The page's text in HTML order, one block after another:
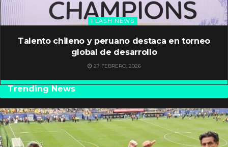
FLASH NEWS
Talento chileno y peruano destaca en torneo
global de desarrollo
27 FEBRERO, 2026
Trending News